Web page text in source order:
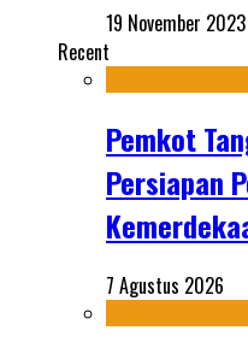
19 November 2023
Recent
Pemkot
Persiapan
7 Agustus 2026